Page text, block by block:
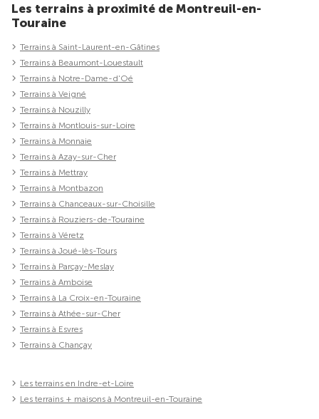
Les terrains à proximité de Montreuil-en-
Touraine
Terrains à Saint-Laurent-en-Gâtines
Terrains à Beaumont-Louestault
Terrains à Notre-Dame-d'Oé
Terrains à Veigné
Terrains à Nouzilly
Terrains à Montlouis-sur-Loire
Terrains à Monnaie
Terrains à Azay-sur-Cher
Terrains à Mettray
Terrains à Montbazon
Terrains à Chanceaux-sur-Choisille
Terrains à Rouziers-de-Touraine
Terrains à Véretz
Terrains à Joué-lès-Tours
Terrains à Parçay-Meslay
Terrains à Amboise
Terrains à La Croix-en-Touraine
Terrains à Athée-sur-Cher
Terrains à Esvres
Terrains à Chançay
Les terrains en Indre-et-Loire
Les terrains + maisons à Montreuil-en-Touraine